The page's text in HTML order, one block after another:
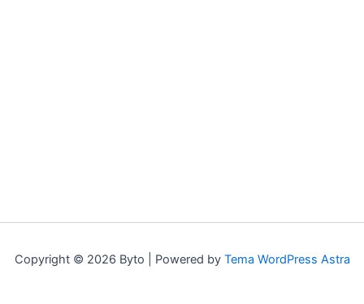
Copyright © 2026 Byto | Powered by Tema WordPress Astra